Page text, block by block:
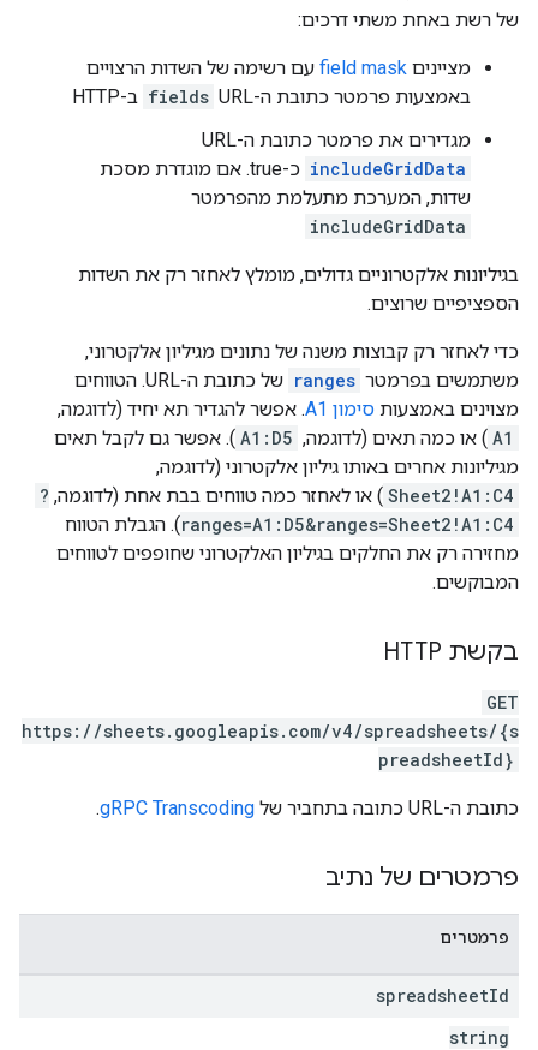
של רשת באחת משתי דרכים:
מציינים field mask עם רשימה של השדות הרצויים
באמצעות פרמטר כתובת ה-URL ‏
fields ב-HTTP
מגדירים את פרמטר כתובת ה-URL‏
includeGridData
כ-true. אם מוגדרת מסכת
שדות, המערכת מתעלמת מהפרמטר
includeGridData
בגיליונות אלקטרוניים גדולים, מומלץ לאחזר רק את השדות
הספציפיים שרוצים.
כדי לאחזר רק קבוצות משנה של נתונים מגיליון אלקטרוני,
משתמשים בפרמטר ranges
של כתובת ה-URL. הטווחים
מצוינים באמצעות סימון A1
. אפשר להגדיר תא יחיד (לדוגמה,
A1 ) או כמה תאים (לדוגמה, A1:D5 ). אפשר גם לקבל תאים
מגיליונות אחרים באותו גיליון אלקטרוני (לדוגמה,
Sheet2!A1:C4 ) או לאחזר כמה טווחים בבת אחת (לדוגמה, ?
ranges=A1:D5&ranges=Sheet2!A1:C4). הגבלת הטווח
מחזירה רק את החלקים בגיליון האלקטרוני שחופפים לטווחים
המבוקשים.
בקשת HTTP
GET
https://sheets.googleapis.com/v4/spreadsheets/{s
preadsheetId}
כתובת ה-URL כתובה בתחביר של gRPC Transcoding
.
פרמטרים של נתיב
פרמטרים
spreadsheetId
string